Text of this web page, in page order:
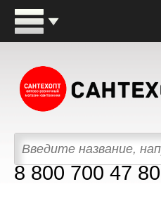
8 800 700 47 80